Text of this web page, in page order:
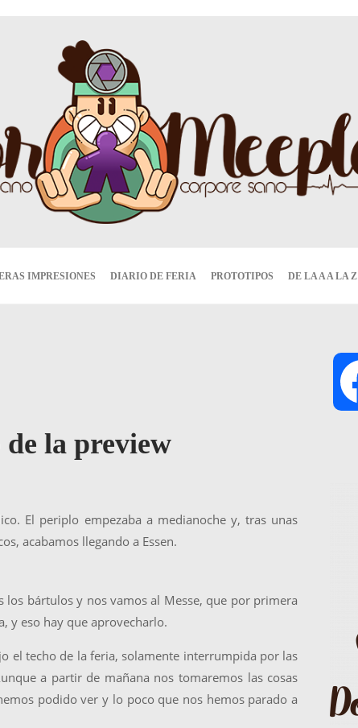
IMPRESIONES DIARIO DE FERIA PROTOTIPOS DE LA A A LA Z
de la preview
El periplo empezaba a medianoche y, tras unas
acabamos llegando a Essen.
los bártulos y nos vamos al Messe, que por primera
y eso hay que aprovecharlo.
el techo de la feria, solamente interrumpida por las
a partir de mañana nos tomaremos las cosas
podido ver y lo poco que nos hemos parado a